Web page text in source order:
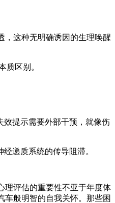
这种无明确诱因的生理唤醒
区别。
提示需要外部干预，就像伤
递质系统的传导阻滞。
评估的重要性不亚于年度体
般明智的自我关怀。那些困